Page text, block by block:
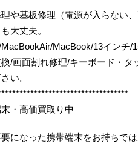
や基板修理（電源が入らない
大丈夫。
MacBook/13インチ/
/画面割れ修理/キーボード・
い。
・高価買取り中
になった携帯端末をお持ちで